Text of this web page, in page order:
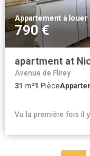
Appartement·à louer
790 €
apartment at
Avenue de Flirey
31 m²1 Pièce
Vu la première fois il